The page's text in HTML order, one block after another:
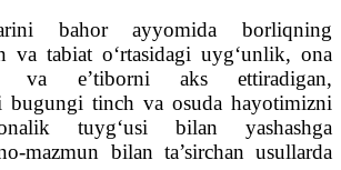
bahor ayyomida borliqning
va tabiat o‘rtasidagi uyg‘unlik, ona
va e’tiborni aks ettiradigan,
bugungi tinch va osuda hayotimizni
tuyg‘usi bilan yashashga
mazmun bilan ta’sirchan usullarda